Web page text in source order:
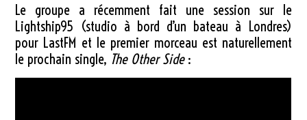
Le groupe a récemment fait une session sur le
Lightship95 (studio à bord d’un bateau à Londres)
pour LastFM et le premier morceau est naturellement
le prochain single, The Other Side: